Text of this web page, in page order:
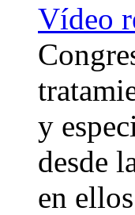
Vídeo
y
desde
en